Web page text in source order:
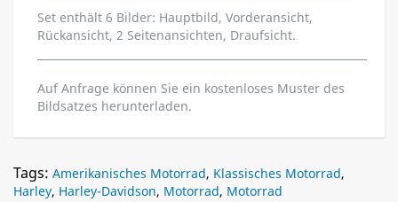
Set enthält 6 Bilder: Hauptbild, Vorderansicht,
Rückansicht, 2 Seitenansichten, Draufsicht.
Auf Anfrage können Sie ein kostenloses Muster des
Bildsatzes herunterladen.
Tags: Amerikanisches Motorrad, Klassisches Motorrad,
Harley, Harley-Davidson, Motorrad, Motorrad